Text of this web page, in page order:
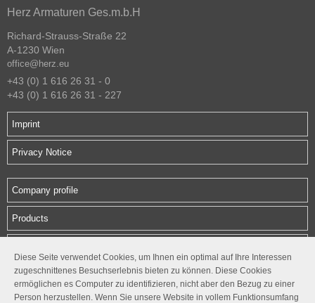
Diese Seite verwendet Cookies, um Ihnen ein optimal auf Ihre Interessen
zugeschnittenes Besuchserlebnis bieten zu können. Diese Cookies
ermöglichen es Computer zu identifizieren, nicht aber den Bezug zu einer
Person herzustellen. Wenn Sie unsere Website in vollem Funktionsumfang
Herz Armaturen Ges.m.b.H
Richard-Strauss-Straße 22
A-1230 Wien
office@herz.eu
+43 (0) 1 616 26 31 - 0
+43 (0) 1 616 26 31 - 227
Imprint
Privacy Notice
Company profile
Products
Contact